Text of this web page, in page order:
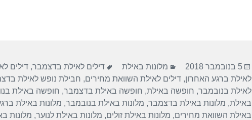
o
o
k
p
p
m
פורסם
בתאריך
5 בנובמבר 2018 קטגוריות
מלונות באילת תגיות
דילים לאילת בדצמבר,דילים
לאילת ברגע האחרון,דילים לאילת השוואת מחירים, חבילת נופש לאילת
לאילת בנובמבר, חופשה באילת, חופשה באילת בדצמבר, חופשה באילת
באילת, מלונות באילת בדצמבר, מלונות באילת בנובמבר, מלונות באילת
באילת השוואת מחירים, מלונות באילת זולים, מלונות באילת לנוער, מלונות